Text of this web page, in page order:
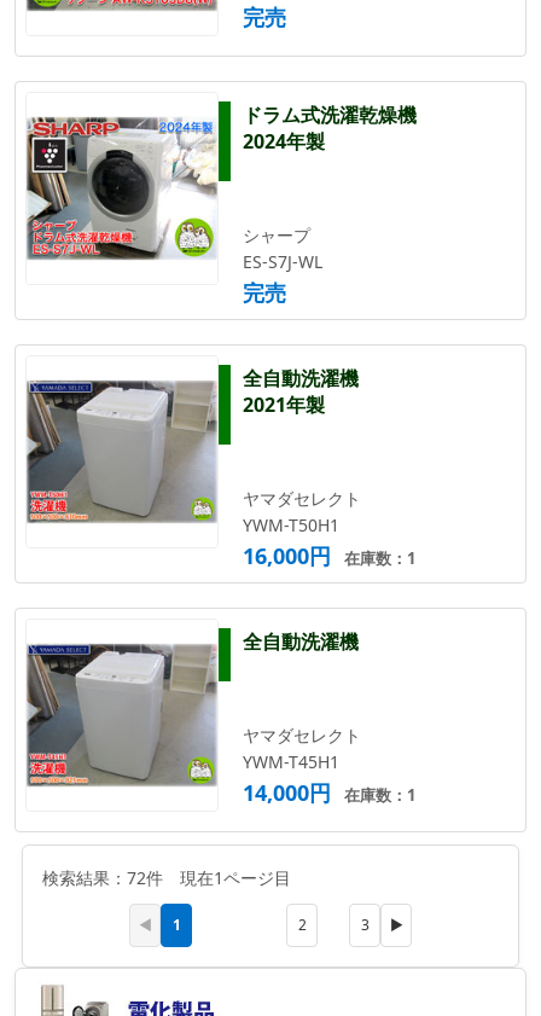
完売
ドラム式洗濯乾燥機
2024年製
シャープ
ES-S7J-WL
完売
全自動洗濯機
2021年製
ヤマダセレクト
YWM-T50H1
16,000円 在庫数：1
全自動洗濯機
ヤマダセレクト
YWM-T45H1
14,000円 在庫数：1
検索結果：72件 現在1ページ目
◀ 1 2 3 ▶